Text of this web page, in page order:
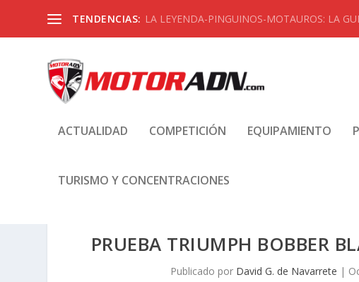
TENDENCIAS: LA LEYENDA-PINGUINOS-MOTAUROS: LA
ACTUALIDAD COMPETICIÓN EQUIPAMIENTO
TURISMO Y CONCENTRACIONES
PRUEBA TRIUMPH BOBBER
Publicado por David G. de Navarrete |